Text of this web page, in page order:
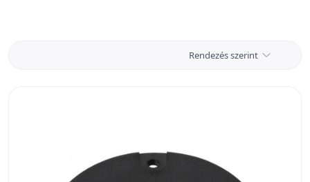
Rendezés szerint